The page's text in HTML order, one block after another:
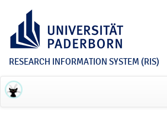
RESEARCH INFORMATION SYSTEM (RIS)